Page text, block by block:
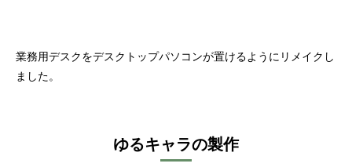
業務用デスクをデスクトップパソコンが置けるようにリメイクし
ました。
ゆるキャラの製作